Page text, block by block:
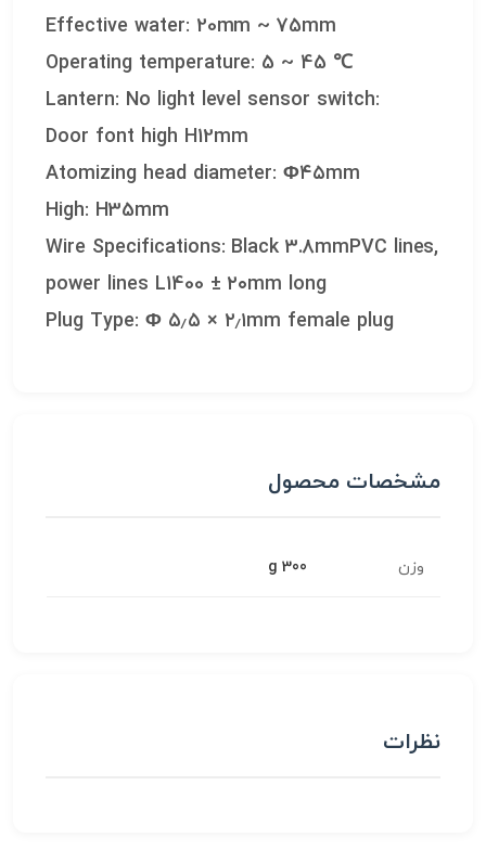
Effective water: 20mm ~ 75mm
Operating temperature: 5 ~ 45 ℃
Lantern: No light level sensor switch:
Door font high H12mm
Atomizing head diameter: Φ۴۵mm
High: H35mm
Wire Specifications: Black 3.8mmPVC lines,
power lines L1400 ± ۲۰mm long
Plug Type: Φ ۵٫۵ × ۲٫۱mm female plug
مشخصات محصول
وزن 300 g
نظرات